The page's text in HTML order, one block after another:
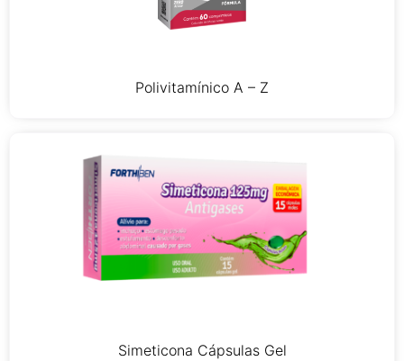
Polivitamínico A – Z
Simeticona Cápsulas Gel